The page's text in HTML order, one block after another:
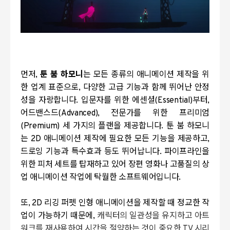
먼저,툰 붐 하모니는 모든 종류의 애니메이션 제작을 위
한 업계 표준으로, 다양한 고급 기능과 함께 뛰어난 안정
성을 자랑합니다. 입문자를 위한 에센셜(Essential)부터,
어드밴스드(Advanced), 전문가를 위한 프리미엄
(Premium) 세 가지의 플랜을 제공합니다. 툰 붐 하모니
는 2D 애니메이션 제작에 필요한 모든 기능을 제공하고,
드로잉 기능과 특수효과 등도 뛰어납니다. 파이프라인을
위한 피처 세트를 탑재하고 있어 장편 영화나 고품질의 상
업 애니메이션 작업에 탁월한 소프트웨어입니다.
또, 2D 리깅 퍼펫 인형 애니메이션을 제작할 때 정교한 작
업이 가능하기 때문에, 캐릭터의 일관성을 유지하고 아트